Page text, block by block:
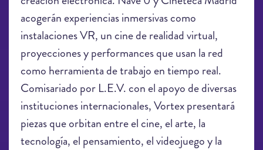
acogerán experiencias inmersivas como
instalaciones VR, un cine de realidad virtual,
proyecciones y performances que usan la red
como herramienta de trabajo en tiempo real.
Comisariado por L.E.V. con el apoyo de diversas
instituciones internacionales, Vortex presentará
piezas que orbitan entre el cine, el arte, la
tecnología, el pensamiento, el videojuego y la